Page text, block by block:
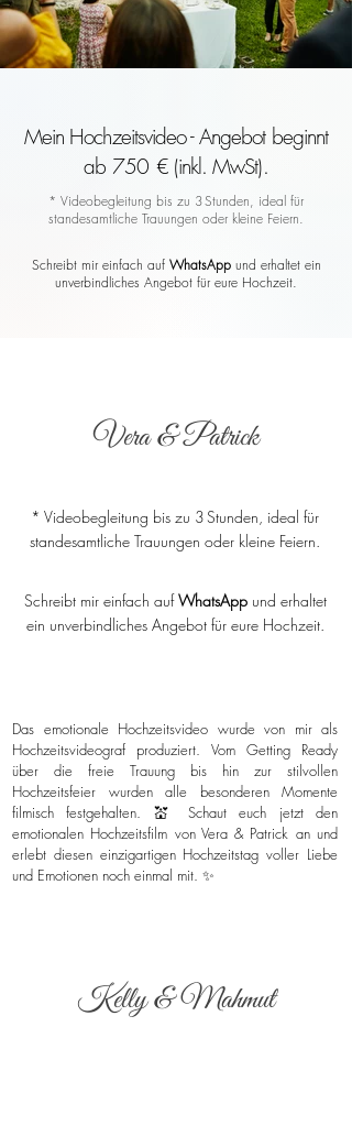
Mein Hochzeitsvideo - Angebot beginnt
ab 750 € (inkl. MwSt).
* Videobegleitung bis zu 3 Stunden, ideal für
standesamtliche Trauungen oder kleine Feiern.
Schreibt mir einfach auf WhatsAppund erhaltet ein
unverbindliches Angebot für eure Hochzeit.
Vera & Patrick
* Videobegleitung bis zu 3 Stunden, ideal für
standesamtliche Trauungen oder kleine Feiern.
Schreibt mir einfach aufWhatsAppund erhaltet
ein unverbindliches Angebot für eure Hochzeit.
Das emotionale Hochzeitsvideo wurde von mir als
Hochzeitsvideograf produziert. Vom Getting Ready
über die freie Trauung bis hin zur stilvollen
Hochzeitsfeier wurden alle besonderen Momente
filmisch festgehalten. 💒 Schaut euch jetzt den
emotionalen Hochzeitsfilm von Vera & Patrick an und
erlebt diesen einzigartigen Hochzeitstag voller Liebe
und Emotionen noch einmal mit. ✨
Kelly & Mahmut